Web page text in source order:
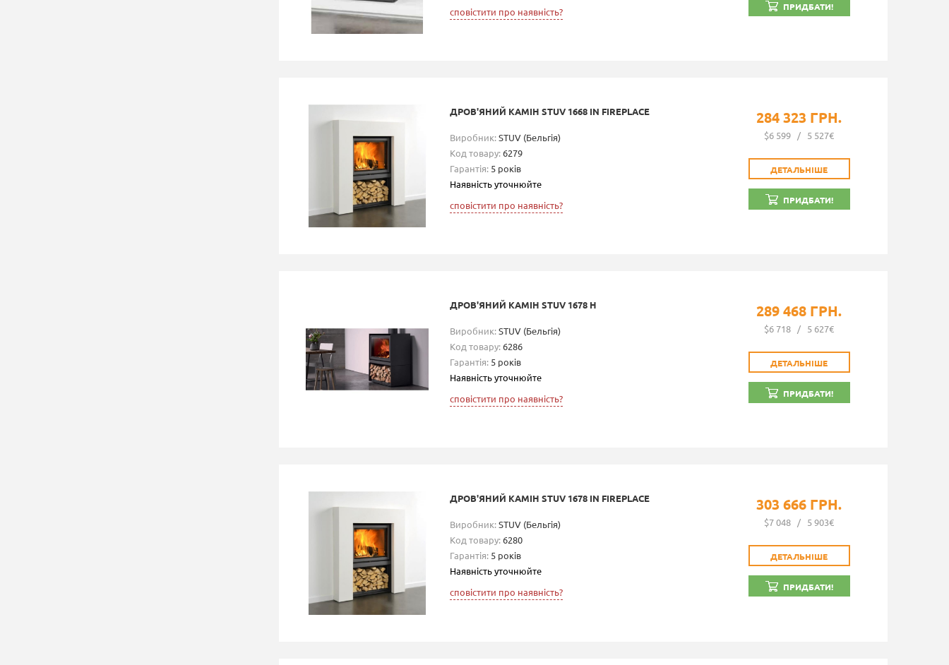
сповістити про наявність?
ПРИДБАТИ!
ДРОВ'ЯНИЙ КАМІН STUV 1668 IN FIREPLACE
Виробник:STUV (Бельгія)
Код товару:6279
Гарантія: 5 років
Наявність уточнюйте
сповістити про наявність?
284 323 ГРН.
$6 599 / 5 527€
ДЕТАЛЬНІШЕ
ПРИДБАТИ!
ДРОВ'ЯНИЙ КАМІН STUV 1678 H
Виробник:STUV (Бельгія)
Код товару:6286
Гарантія: 5 років
Наявність уточнюйте
сповістити про наявність?
289 468 ГРН.
$6 718 / 5 627€
ДЕТАЛЬНІШЕ
ПРИДБАТИ!
ДРОВ'ЯНИЙ КАМІН STUV 1678 IN FIREPLACE
Виробник:STUV (Бельгія)
Код товару:6280
Гарантія: 5 років
Наявність уточнюйте
сповістити про наявність?
303 666 ГРН.
$7 048 / 5 903€
ДЕТАЛЬНІШЕ
ПРИДБАТИ!